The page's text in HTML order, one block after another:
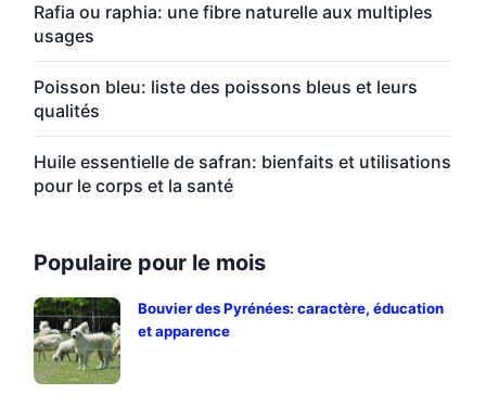
Rafia ou raphia: une fibre naturelle aux multiples
usages
Poisson bleu: liste des poissons bleus et leurs
qualités
Huile essentielle de safran: bienfaits et utilisations
pour le corps et la santé
Populaire pour le mois
Bouvier des Pyrénées: caractère, éducation
et apparence